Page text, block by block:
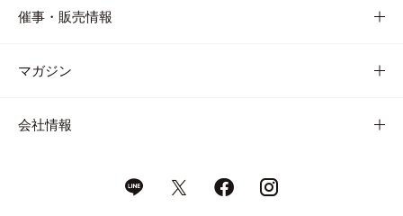
催事・販売情報
マガジン
会社情報